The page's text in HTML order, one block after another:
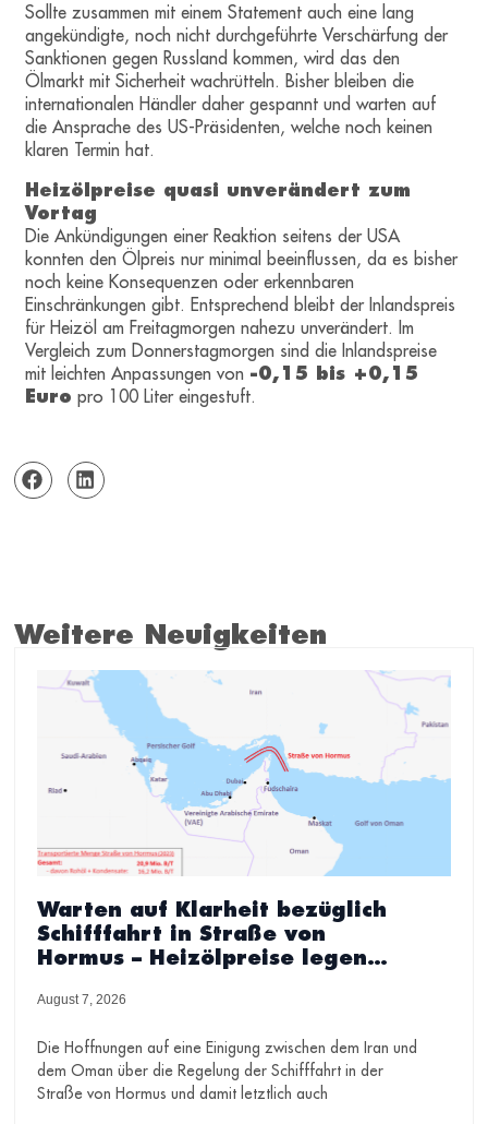
Sollte zusammen mit einem Statement auch eine lang
angekündigte, noch nicht durchgeführte Verschärfung der
Sanktionen gegen Russland kommen, wird das den
Ölmarkt mit Sicherheit wachrütteln. Bisher bleiben die
internationalen Händler daher gespannt und warten auf
die Ansprache des US-Präsidenten, welche noch keinen
klaren Termin hat.
Heizölpreise quasi unverändert zum
Vortag
Die Ankündigungen einer Reaktion seitens der USA
konnten den Ölpreis nur minimal beeinflussen, da es bisher
noch keine Konsequenzen oder erkennbaren
Einschränkungen gibt. Entsprechend bleibt der Inlandspreis
für Heizöl am Freitagmorgen nahezu unverändert. Im
Vergleich zum Donnerstagmorgen sind die Inlandspreise
mit leichten Anpassungen von -0,15 bis +0,15
Euro pro 100 Liter eingestuft.
Weitere Neuigkeiten
Warten auf Klarheit bezüglich
Schifffahrt in Straße von
Hormus – Heizölpreise legen
August 7, 2026
Die Hoffnungen auf eine Einigung zwischen dem Iran und
dem Oman über die Regelung der Schifffahrt in der
Straße von Hormus und damit letztlich auch